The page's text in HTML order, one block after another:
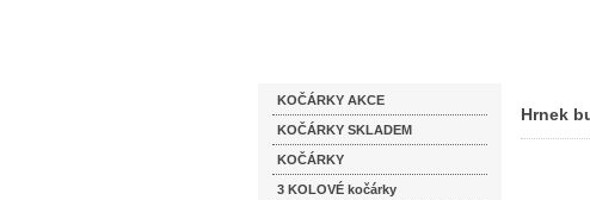
KOČÁRKY AKCE
KOČÁRKY SKLADEM
KOČÁRKY
3 KOLOVÉ kočárky
Hrnek